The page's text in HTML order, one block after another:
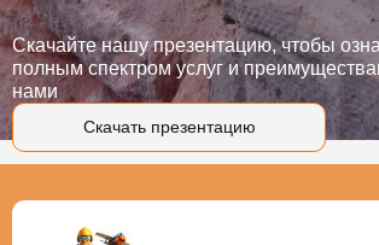
Скачать презентацию
Скачайте нашу презентацию, чтобы
полным спектром услуг и
нами